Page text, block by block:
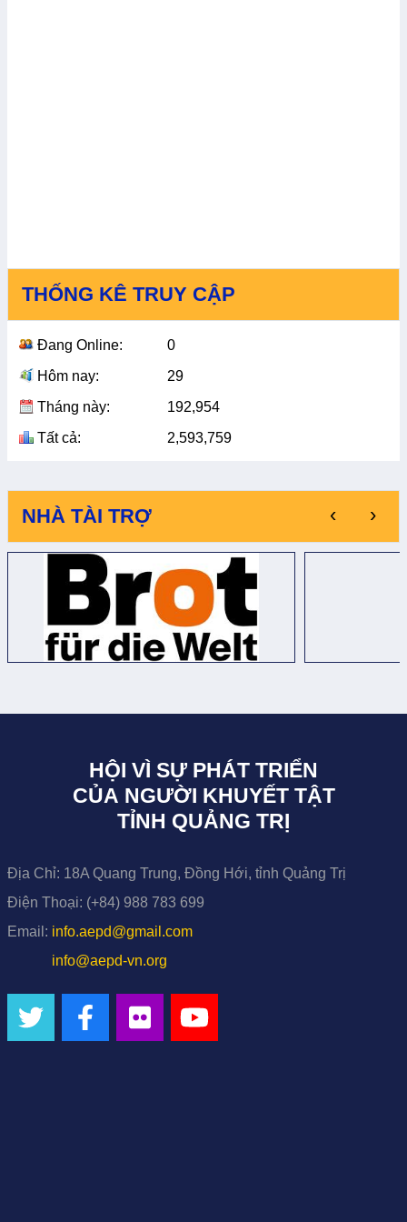
THỐNG KÊ TRUY CẬP
Đang Online:
0
Hôm nay:
29
Tháng này:
192,954
Tất cả:
2,593,759
NHÀ TÀI TRỢ ‹ ›
HỘI VÌ SỰ PHÁT TRIỂN
CỦA NGƯỜI KHUYẾT TẬT
TỈNH QUẢNG TRỊ
Địa Chỉ: 18A Quang Trung, Đồng Hới, tỉnh Quảng Trị
Điện Thoại: (+84) 988 783 699
Email: info.aepd@gmail.com
info@aepd-vn.org